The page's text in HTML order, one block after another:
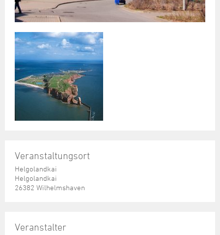
Veranstaltungsort
Helgolandkai
Helgolandkai
26382 Wilhelmshaven
Veranstalter